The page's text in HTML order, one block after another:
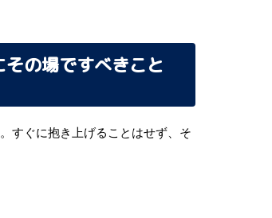
の場ですべきこと
。すぐに抱き上げることはせず、そ